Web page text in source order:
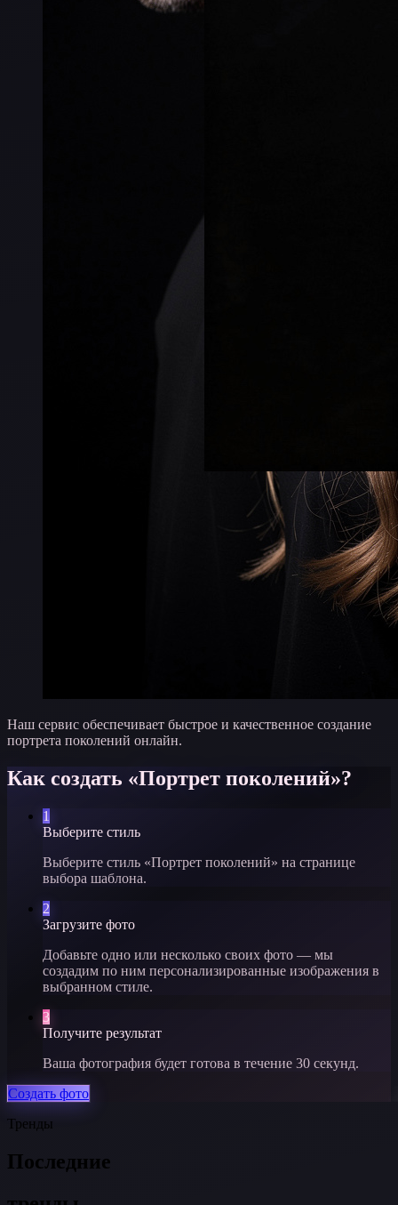
Наш сервис обеспечивает быстрое и качественное создание
портрета поколений онлайн.
Как создать «Портрет поколений»?
1
Выберите стиль
Выберите стиль «Портрет поколений» на странице
выбора шаблона.
2
Загрузите фото
Добавьте одно или несколько своих фото — мы
создадим по ним персонализированные изображения в
выбранном стиле.
3
Получите результат
Ваша фотография будет готова в течение 30 секунд.
Создать фото
Тренды
Последние